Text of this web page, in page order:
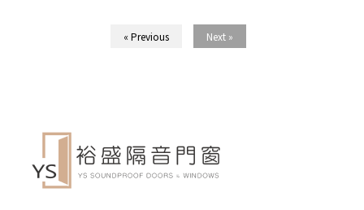
« Previous Next »